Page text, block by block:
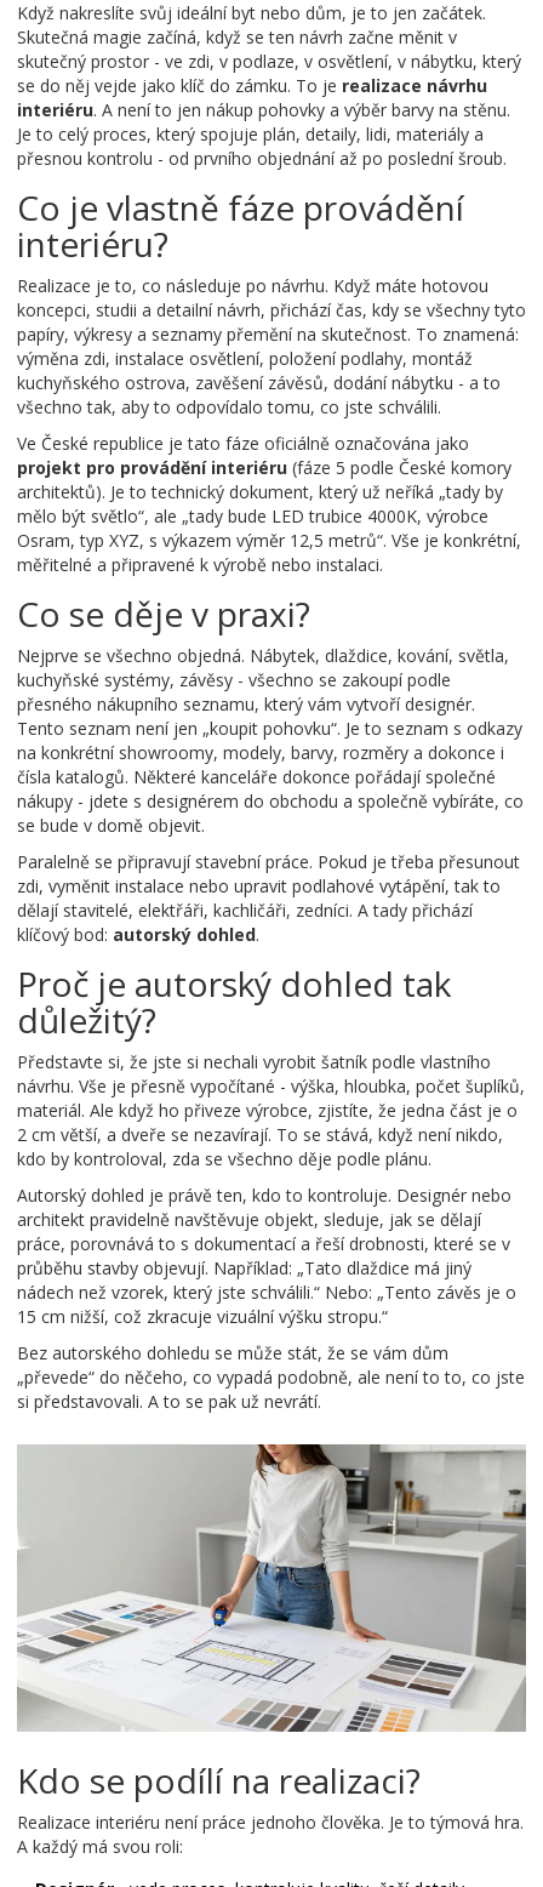
Když nakreslíte svůj ideální byt nebo dům, je to jen začátek.
Skutečná magie začíná, když se ten návrh začne měnit v
skutečný prostor - ve zdi, v podlaze, v osvětlení, v nábytku, který
se do něj vejde jako klíč do zámku. To je realizace návrhu
interiéru. A není to jen nákup pohovky a výběr barvy na stěnu.
Je to celý proces, který spojuje plán, detaily, lidi, materiály a
přesnou kontrolu - od prvního objednání až po poslední šroub.
Co je vlastně fáze provádění
interiéru?
Realizace je to, co následuje po návrhu. Když máte hotovou
koncepci, studii a detailní návrh, přichází čas, kdy se všechny tyto
papíry, výkresy a seznamy přemění na skutečnost. To znamená:
výměna zdi, instalace osvětlení, položení podlahy, montáž
kuchyňského ostrova, zavěšení závěsů, dodání nábytku - a to
všechno tak, aby to odpovídalo tomu, co jste schválili.
Ve České republice je tato fáze oficiálně označována jako
projekt pro provádění interiéru (fáze 5 podle České komory
architektů). Je to technický dokument, který už neříká „tady by
mělo být světlo“, ale „tady bude LED trubice 4000K, výrobce
Osram, typ XYZ, s výkazem výměr 12,5 metrů“. Vše je konkrétní,
měřitelné a připravené k výrobě nebo instalaci.
Co se děje v praxi?
Nejprve se všechno objedná. Nábytek, dlaždice, kování, světla,
kuchyňské systémy, závěsy - všechno se zakoupí podle
přesného nákupního seznamu, který vám vytvoří designér.
Tento seznam není jen „koupit pohovku“. Je to seznam s odkazy
na konkrétní showroomy, modely, barvy, rozměry a dokonce i
čísla katalogů. Některé kanceláře dokonce pořádají společné
nákupy - jdete s designérem do obchodu a společně vybíráte, co
se bude v domě objevit.
Paralelně se připravují stavební práce. Pokud je třeba přesunout
zdi, vyměnit instalace nebo upravit podlahové vytápění, tak to
dělají stavitelé, elektřáři, kachličáři, zedníci. A tady přichází
klíčový bod: autorský dohled.
Proč je autorský dohled tak
důležitý?
Představte si, že jste si nechali vyrobit šatník podle vlastního
návrhu. Vše je přesně vypočítané - výška, hloubka, počet šuplíků,
materiál. Ale když ho přiveze výrobce, zjistíte, že jedna část je o
2 cm větší, a dveře se nezavírají. To se stává, když není nikdo,
kdo by kontroloval, zda se všechno děje podle plánu.
Autorský dohled je právě ten, kdo to kontroluje. Designér nebo
architekt pravidelně navštěvuje objekt, sleduje, jak se dělají
práce, porovnává to s dokumentací a řeší drobnosti, které se v
průběhu stavby objevují. Například: „Tato dlaždice má jiný
nádech než vzorek, který jste schválili.“ Nebo: „Tento závěs je o
15 cm nižší, což zkracuje vizuální výšku stropu.“
Bez autorského dohledu se může stát, že se vám dům
„převede“ do něčeho, co vypadá podobně, ale není to to, co jste
si představovali. A to se pak už nevrátí.
Kdo se podílí na realizaci?
Realizace interiéru není práce jednoho člověka. Je to týmová hra.
A každý má svou roli: